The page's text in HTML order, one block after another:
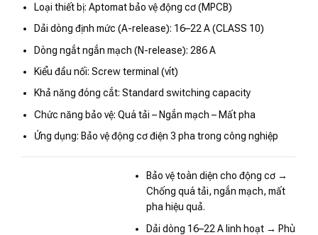
Loại thiết bị: Aptomat bảo vệ động cơ (MPCB)
Dải dòng định mức (A-release): 16–22 A (CLASS 10)
Dòng ngắt ngắn mạch (N-release): 286 A
Kiểu đầu nối: Screw terminal (vít)
Khả năng đóng cắt: Standard switching capacity
Chức năng bảo vệ: Quá tải – Ngắn mạch – Mất pha
Ứng dụng: Bảo vệ động cơ điện 3 pha trong công nghiệp
Bảo vệ toàn diện cho động cơ →
Chống quá tải, ngắn mạch, mất
pha hiệu quả.
Dải dòng 16–22 A linh hoạt → Phù